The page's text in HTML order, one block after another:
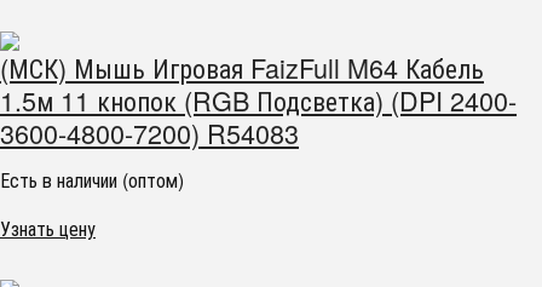
(МСК) Мышь Игровая FaizFull M64 Кабель
1.5м 11 кнопок (RGB Подсветка) (DPI 2400-
3600-4800-7200) R54083
Есть в наличии (оптом)
Узнать цену